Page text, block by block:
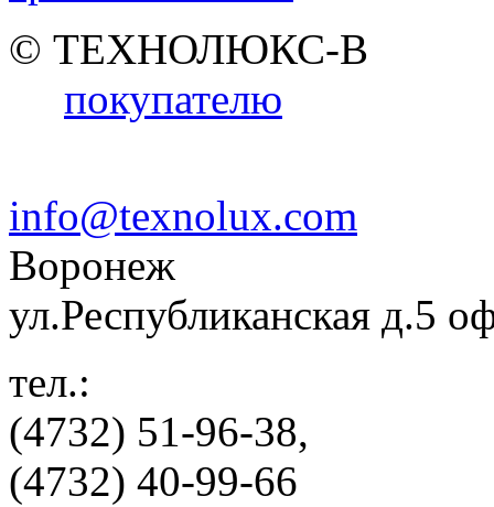
© ТЕХНОЛЮКС-В
покупателю
info@texnolux.com
Воронеж
ул.Республиканская д.5
тел.:
(4732) 51-96-38,
(4732) 40-99-66